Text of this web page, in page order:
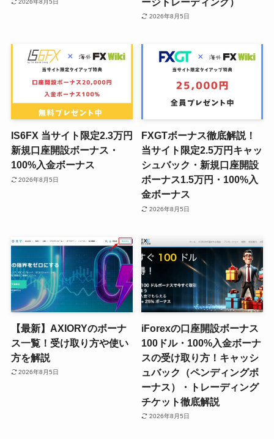
2026年8月5日
2026年8月5日
IS6FX 当サイト限定2.3万円
新規口座開設ボーナス・
100%入金ボーナス
2026年8月5日
FXGTボーナス徹底解説！
当サイト限定2.5万円キャッ
シュバック・新規口座開設
ボーナス1.5万円・100%入
金ボーナス
2026年8月5日
【最新】AXIORYのボーナ
ス一覧！受け取り方や使い
方を解説
2026年8月5日
iForexの口座開設ボーナス
100ドル・100%入金ボーナ
スの受け取り方！キャッシ
ュバック（ペンディングボ
ーナス）・トレーディング
チケット徹底解説
2026年8月5日